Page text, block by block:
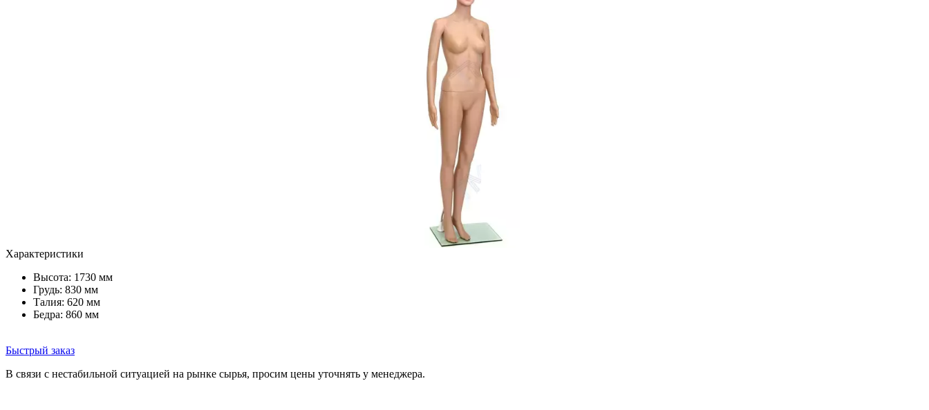
Характеристики
Высота: 1730 мм
Грудь: 830 мм
Талия: 620 мм
Бедра: 860 мм
Быстрый заказ
В связи с нестабильной ситуацией на рынке сырья, просим цены уточнять у менеджера.